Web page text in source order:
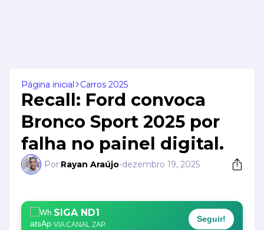
Página inicial Carros 2025
Recall: Ford convoca
Bronco Sport 2025 por
falha no painel digital.
Por:Rayan Araújo-dezembro 19, 2025
SIGA ND1
VIA CANAL ZAP.
Seguir!